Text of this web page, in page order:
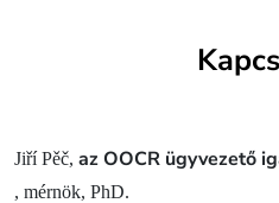
Történelem és kultúra
Jiří Pěč, az OOCR ügyvezető
, mérnök, PhD.